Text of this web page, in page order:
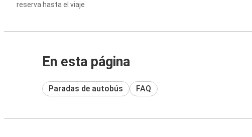
reserva hasta el viaje
En esta página
Paradas de autobús FAQ